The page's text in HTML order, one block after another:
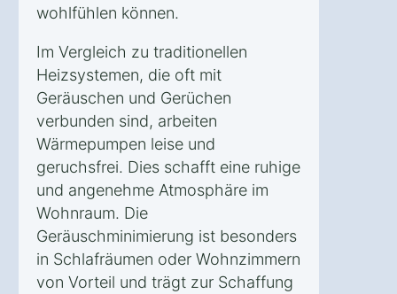
wohlfühlen können.
Im Vergleich zu traditionellen
Heizsystemen, die oft mit
Geräuschen und Gerüchen
verbunden sind, arbeiten
Wärmepumpen leise und
geruchsfrei. Dies schafft eine ruhige
und angenehme Atmosphäre im
Wohnraum. Die
Geräuschminimierung ist besonders
in Schlafräumen oder Wohnzimmern
von Vorteil und trägt zur Schaffung